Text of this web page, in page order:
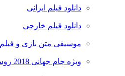
دانلود فیلم ایرانی
دانلود فیلم خارجی
موسیقی متن بازی و فیلم
ویژه جام جهانی 2018 روسیه